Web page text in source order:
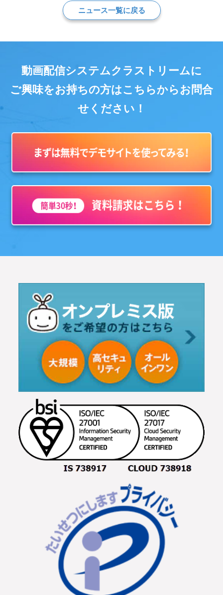
ニュース一覧に戻る
動画配信システムクラストリームに
ご興味をお持ちの方はこちらからお問合
せください！